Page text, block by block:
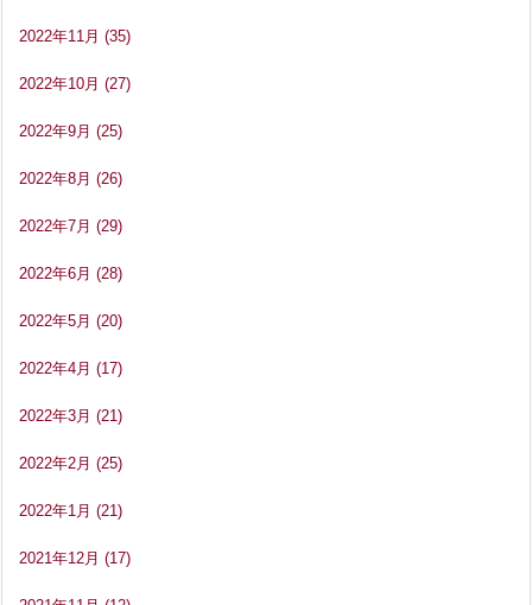
2022年11月 (35)
2022年10月 (27)
2022年9月 (25)
2022年8月 (26)
2022年7月 (29)
2022年6月 (28)
2022年5月 (20)
2022年4月 (17)
2022年3月 (21)
2022年2月 (25)
2022年1月 (21)
2021年12月 (17)